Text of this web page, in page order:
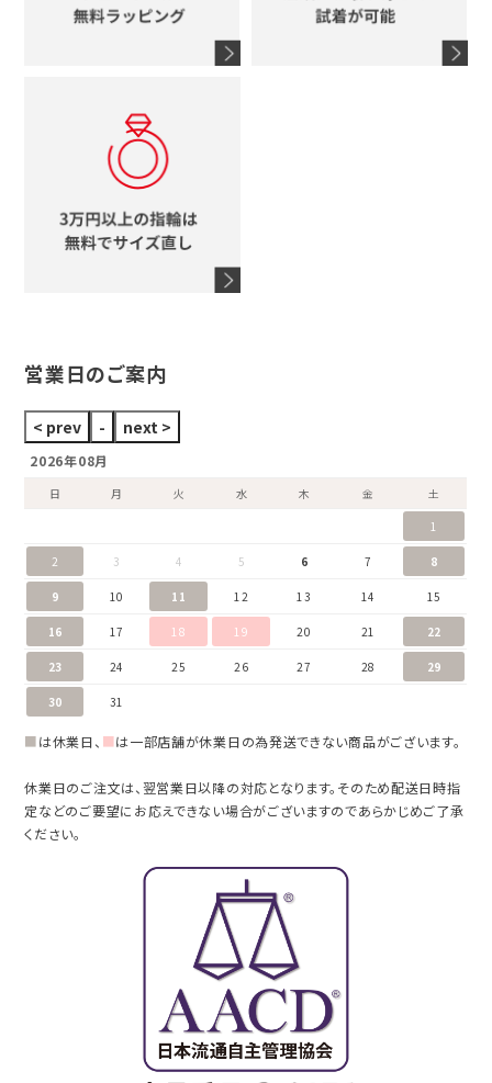
スタージュエリー
ウノアエレ
ブランドアイテムをすべて見る
シャネル
タグホイヤー
営業日のご案内
2026年08月
日 月 火 水 木 金
土
1
2 3 4 5 6 7 8
9 10 11 12 13 14 15
16 17 18 19 20 21 22
23 24 25 26 27 28 29
30 31
■は休業日、 ■は一部店舗が休業日の為発送できない商品がございます。
休業日のご注文は、翌営業日以降の対応となります。そのため配送日時指
定などのご要望にお応えできない場合がございますのであらかじめご了承
ください。